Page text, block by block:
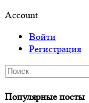
Account
Войти
Регистрация
Популярные посты